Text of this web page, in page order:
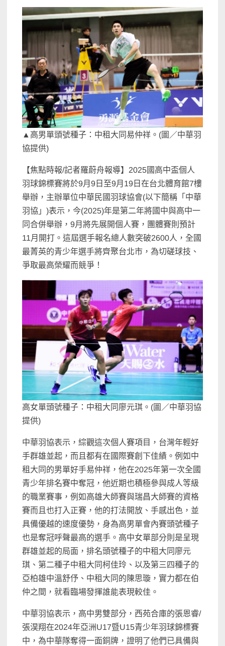
▲高男單頭號種子：中租大同易仲祥。(圖／中華羽
協提供)
【焦點時報/記者羅蔚舟報導】2025國高中盃個人
羽球錦標賽將於9月9日至9月19日在台北體育館7樓
舉辦，主辦單位中華民國羽球協會(以下簡稱「中華
羽協」)表示，今(2025)年是第二年將國中與高中一
同合併舉辦，9月將先展開個人賽，團體賽則預計
11月開打。這屆選手報名總人數突破2600人，全國
最菁英的青少年選手將齊聚台北市，為切磋球技、
爭取最高榮耀而競爭！
高女單頭號種子：中租大同廖元琪。(圖／中華羽協
提供)
中華羽協表示，綜觀這次個人賽項目，台灣年輕好
手群雄並起，而且都有在國際賽創下佳績。例如中
租大同的男單好手易仲祥，他在2025年第一次全國
青少年排名賽中奪冠，他近期也積極參與成人等級
的職業賽事，例如高雄大師賽與瑞昌大師賽的資格
賽而且也打入正賽，他的打法開放、手感出色，並
具備優越的速度優勢，身為高男單會內賽頭號種子
也是奪冠呼聲最高的選手。高中女單部分則是呈現
群雄並起的局面，排名頭號種子的中租大同廖元
琪、第二種子中租大同柯佳玲、以及第三四種子的
亞柏雄中溫舒伃、中租大同的陳思璇，實力都在伯
仲之間，就看臨場發揮誰能表現較佳。
中華羽協表示，高中男雙部分，西苑合庫的張恩睿/
張淏翔在2024年亞洲U17暨U15青少年羽球錦標賽
中，為中華隊奪得一面銅牌，證明了他們已具備與